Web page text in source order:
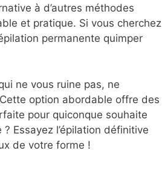
à d’autres méthodes
et pratique. Si vous cherchez
permanente quimper
ne vous ruine pas, ne
option abordable offre des
pour quiconque souhaite
Essayez l’épilation définitive
de votre forme !